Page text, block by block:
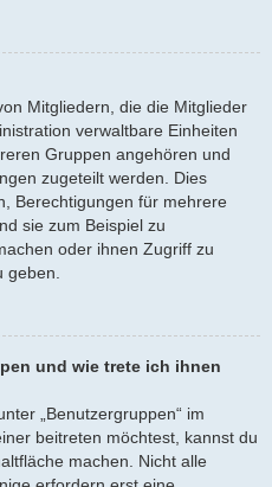
Mitgliedern, die die Mitglieder
verwaltbare Einheiten
Gruppen angehören und
zugeteilt werden. Dies
Berechtigungen für mehrere
sie zum Beispiel zu
oder ihnen Zugriff zu
und wie trete ich ihnen
„Benutzergruppen“ im
beitreten möchtest, kannst du
machen. Nicht alle